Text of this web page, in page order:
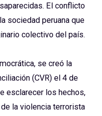
El conflicto
sociedad peruana que
colectivo del país.
se creó la
(CVR) el 4 de
esclarecer los hechos,
la violencia terrorista